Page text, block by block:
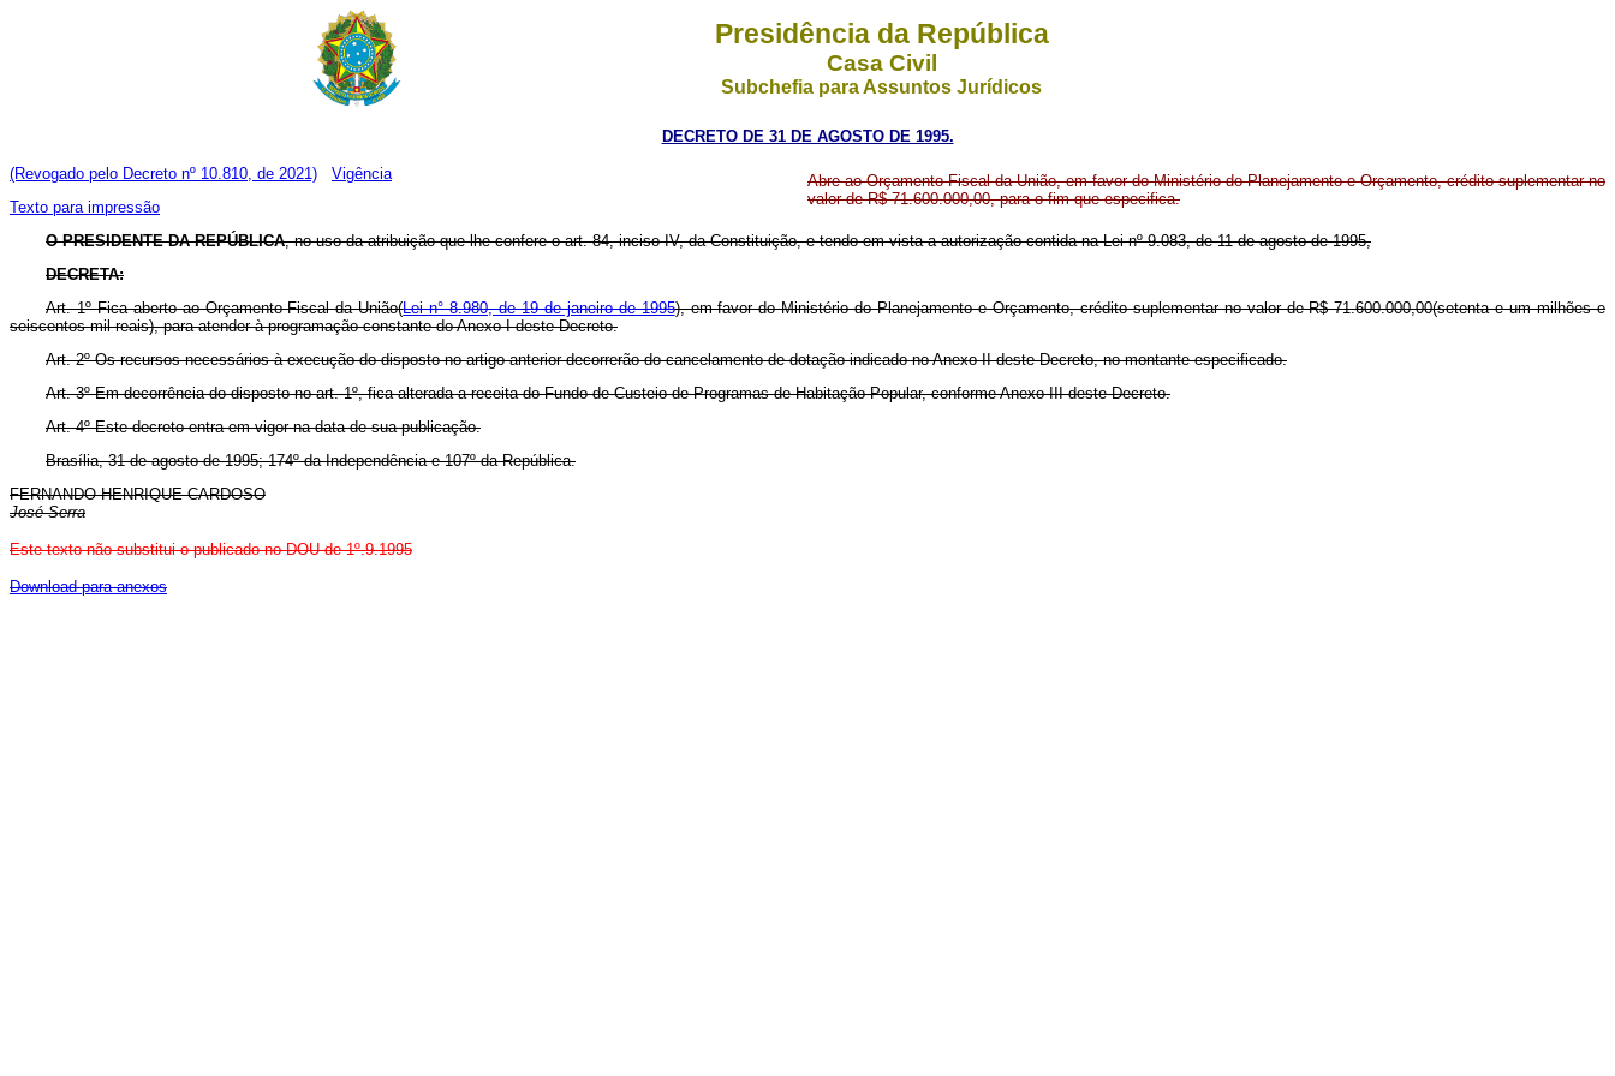
Presidência da República
Casa Civil
Subchefia para Assuntos Jurídicos
DECRETO DE 31 DE AGOSTO DE 1995.
(Revogado pelo Decreto nº 10.810, de 2021)
Vigência
Texto para impressão
Abre ao Orçamento Fiscal da União, em favor do Ministério do Planejamento e Orçamento, crédito suplementar no
valor de R$ 71.600.000,00, para o fim que especifica.
O PRESIDENTE DA REPÚBLICA, no uso da atribuição que lhe confere o art. 84, inciso IV, da Constituição, e tendo em vista a autorização contida na Lei nº 9.083, de 11 de agosto de 1995,
DECRETA:
Art. 1º Fica aberto ao Orçamento Fiscal da União(Lei n° 8.980, de 19 de janeiro de 1995), em favor do Ministério do Planejamento e Orçamento, crédito suplementar no valor de R$ 71.600.000,00(setenta e um milhões e
seiscentos mil reais), para atender à programação constante do Anexo I deste Decreto.
Art. 2º Os recursos necessários à execução do disposto no artigo anterior decorrerão do cancelamento de dotação indicado no Anexo II deste Decreto, no montante especificado.
Art. 3º Em decorrência do disposto no art. 1º, fica alterada a receita do Fundo de Custeio de Programas de Habitação Popular, conforme Anexo III deste Decreto.
Art. 4º Este decreto entra em vigor na data de sua publicação.
Brasília, 31 de agosto de 1995; 174º da Independência e 107º da República.
FERNANDO HENRIQUE CARDOSO
José Serra
Este texto não substitui o publicado no DOU de 1º.9.1995
Download para anexos